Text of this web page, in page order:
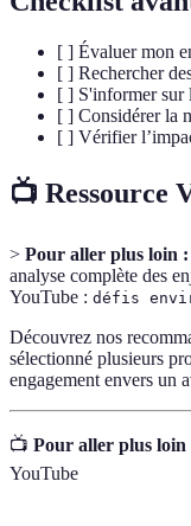
[ ] Évaluer mon
[ ] Rechercher
[ ] S'informer sur
[ ] Considérer la
[ ] Vérifier
📺 Ressource
> Pour aller plus loin :
analyse complète des
YouTube : défis
Découvrez nos
sélectionné plusieurs
engagement envers un
📺 Pour aller plus loin
YouTube